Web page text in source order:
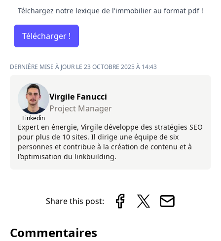
Télchargez notre lexique de l'immobilier au format pdf !
Télécharger !
DERNIÈRE MISE À JOUR LE 23 OCTOBRE 2025 À 14:43
Linkedin
Virgile Fanucci
Project Manager
Expert en énergie, Virgile développe des stratégies SEO
pour plus de 10 sites. Il dirige une équipe de six
personnes et contribue à la création de contenu et à
l’optimisation du linkbuilding.
Share this post:
Commentaires